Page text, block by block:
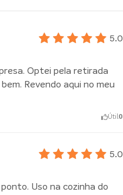
5.0
Optei pela retirada
Revendo aqui no meu
Útil0
5.0
Uso na cozinha do